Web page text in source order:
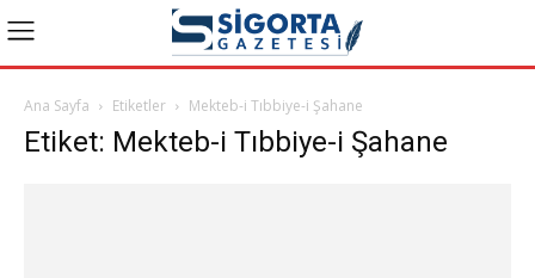
Ana Sayfa Etiketler Mekteb-i Tıbbiye-i Şahane
Etiket: Mekteb-i Tıbbiye-i Şahane